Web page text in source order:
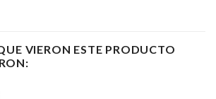
VIERON ESTE PRODUCTO